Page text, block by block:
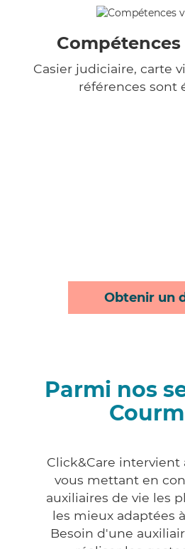
Casier judiciaire, carte
références sont
Obtenir un
Parmi nos
Click&Care intervient
vous mettant en
auxiliaires de vie les
les mieux adaptées
Besoin d'une